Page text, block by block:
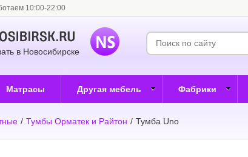
10:00-22:00
в Новосибирске
Матрасы Другая мебель Фабрики
/ Тумбы Орматек и Райтон / Тумба Uno